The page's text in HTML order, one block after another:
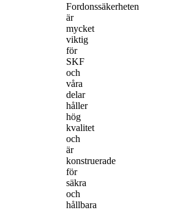
Fordonssäkerheten
är
mycket
viktig
för
SKF
och
våra
delar
håller
hög
kvalitet
och
är
konstruerade
för
säkra
och
hållbara